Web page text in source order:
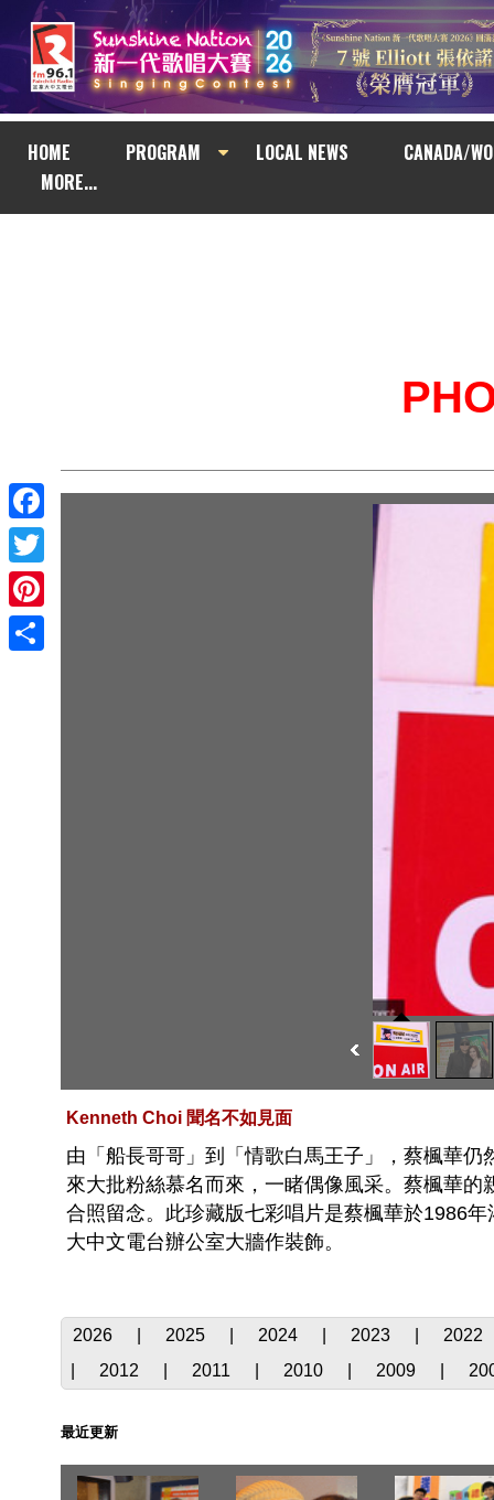
HOME PROGRAM LOCAL NEWS
CANADA/
MORE...
Facebook
Twitter
Pinterest
Kenneth Choi 聞名不如見面
由「船長哥哥」到「情歌白馬王子」，蔡楓華
來大批粉絲慕名而來，一睹偶像風采。蔡楓華
合照留念。此珍藏版七彩唱片是蔡楓華於1986
大中文電台辦公室大牆作裝飾。
2026 2025 2024 2023
2022
2012 2011 2010 2009
最近更新